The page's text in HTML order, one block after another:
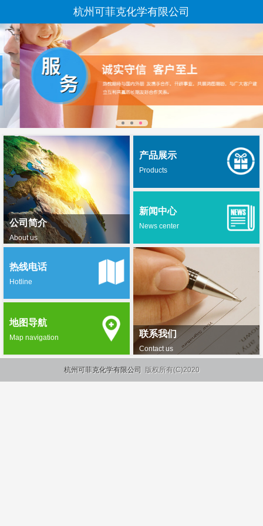
杭州可菲克化学有限公司
公司简介
About us
产品展示
Products
新闻中心
News center
联系我们
Contact us
热线电话
Hotline
地图导航
Map navigation
杭州可菲克化学有限公司 版权所有(C)2020